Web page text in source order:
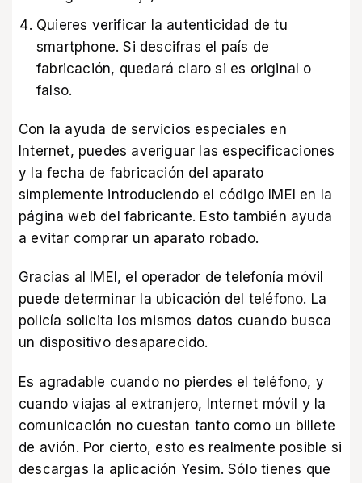
Quieres verificar la autenticidad de tu
smartphone. Si descifras el país de
fabricación, quedará claro si es original o
falso.
Con la ayuda de servicios especiales en
Internet, puedes averiguar las especificaciones
y la fecha de fabricación del aparato
simplemente introduciendo el código IMEI en la
página web del fabricante. Esto también ayuda
a evitar comprar un aparato robado.
Gracias al IMEI, el operador de telefonía móvil
puede determinar la ubicación del teléfono. La
policía solicita los mismos datos cuando busca
un dispositivo desaparecido.
Es agradable cuando no pierdes el teléfono, y
cuando viajas al extranjero, Internet móvil y la
comunicación no cuestan tanto como un billete
de avión. Por cierto, esto es realmente posible si
descargas la aplicación Yesim. Sólo tienes que